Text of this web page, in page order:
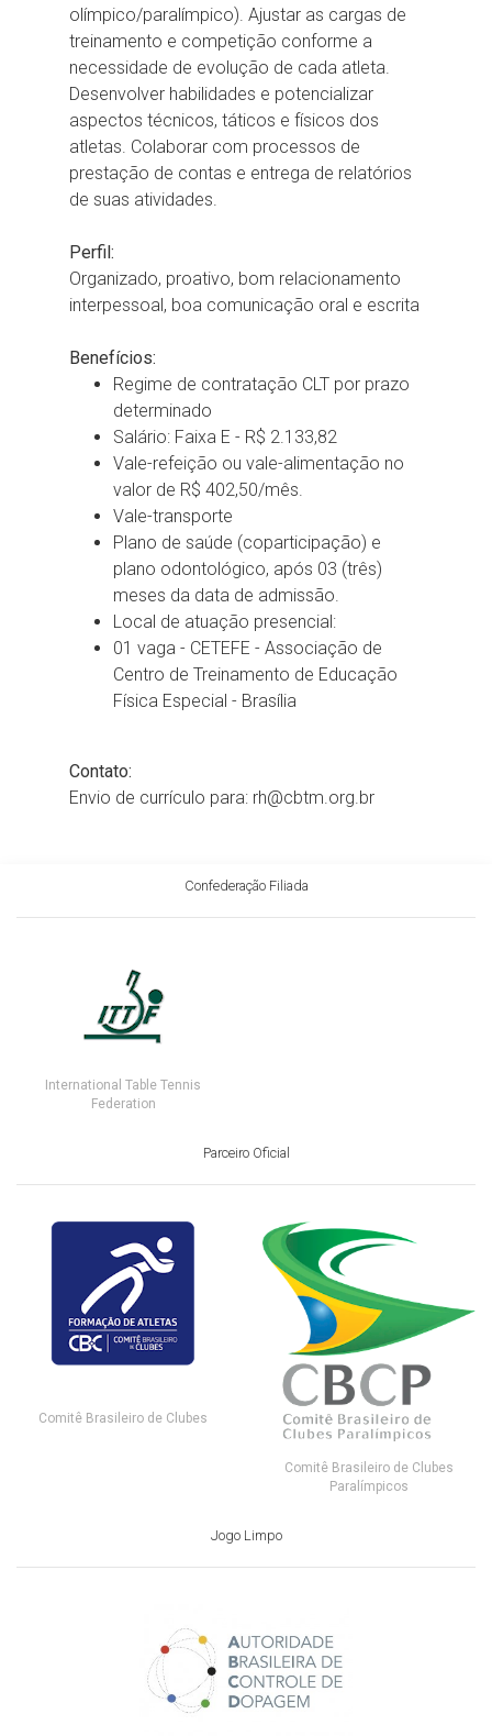
olímpico/paralímpico). Ajustar as cargas de
treinamento e competição conforme a
necessidade de evolução de cada atleta.
Desenvolver habilidades e potencializar
aspectos técnicos, táticos e físicos dos
atletas. Colaborar com processos de
prestação de contas e entrega de relatórios
de suas atividades.
Perfil:
Organizado, proativo, bom relacionamento
interpessoal, boa comunicação oral e escrita
Benefícios:
Regime de contratação CLT por prazo
determinado
Salário: Faixa E - R$ 2.133,82
Vale-refeição ou vale-alimentação no
valor de R$ 402,50/mês.
Vale-transporte
Plano de saúde (coparticipação) e
plano odontológico, após 03 (três)
meses da data de admissão.
Local de atuação presencial:
01 vaga - CETEFE - Associação de
Centro de Treinamento de Educação
Física Especial - Brasília
Contato:
Envio de currículo para: rh@cbtm.org.br
Confederação Filiada
International Table Tennis
Federation
Parceiro Oficial
Comitê Brasileiro de Clubes
Comitê Brasileiro de Clubes
Paralímpicos
Jogo Limpo